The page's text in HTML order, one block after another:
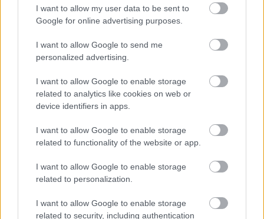
I want to allow my user data to be sent to
Google for online advertising purposes.
I want to allow Google to send me
personalized advertising.
I want to allow Google to enable storage
related to analytics like cookies on web or
device identifiers in apps.
I want to allow Google to enable storage
related to functionality of the website or app.
I want to allow Google to enable storage
related to personalization.
I want to allow Google to enable storage
related to security, including authentication
Ce ziceti, va tenteaza?
Inainte de a bate in cuie varianta finala a textului,
aveti grija sa alegeti un model de invitatie
fie in concordanta cu mesajul transmis prietenilor
vostri. Casa de piatra!
evenimente.ro